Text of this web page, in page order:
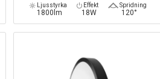
Ljusstyrka
1800lm
Effekt
18W
Spridning
120°